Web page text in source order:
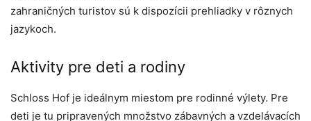
zahraničných turistov sú k dispozícii prehliadky v rôznych
jazykoch.
Aktivity pre deti a rodiny
Schloss Hof je ideálnym miestom pre rodinné výlety. Pre
deti je tu pripravených množstvo zábavných a vzdelávacích